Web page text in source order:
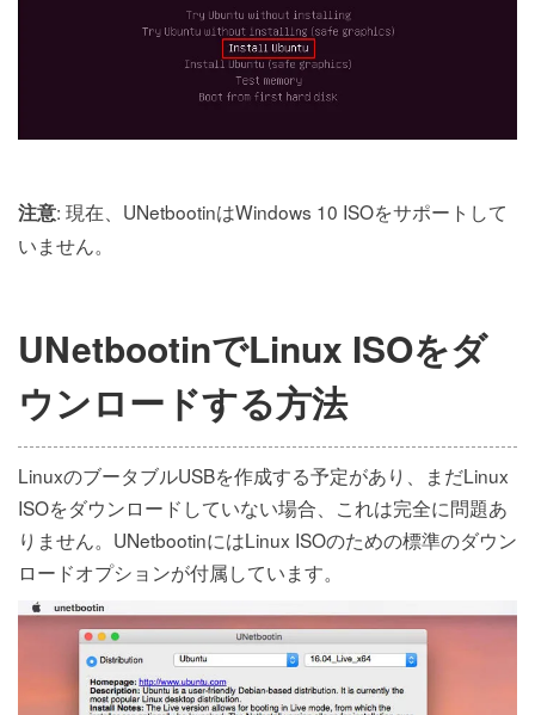
注意: 現在、UNetbootinはWindows 10 ISOをサポートして
いません。
UNetbootinでLinux ISOをダ
ウンロードする方法
LinuxのブータブルUSBを作成する予定があり、まだLinux
ISOをダウンロードしていない場合、これは完全に問題あ
りません。UNetbootinにはLinux ISOのための標準のダウン
ロードオプションが付属しています。